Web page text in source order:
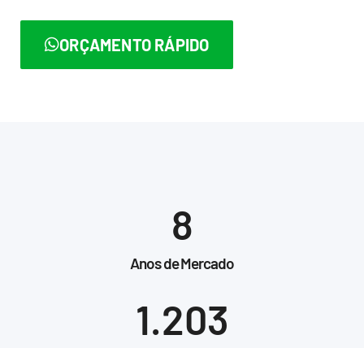
ORÇAMENTO RÁPIDO
Anos de Mercado
8
1.203